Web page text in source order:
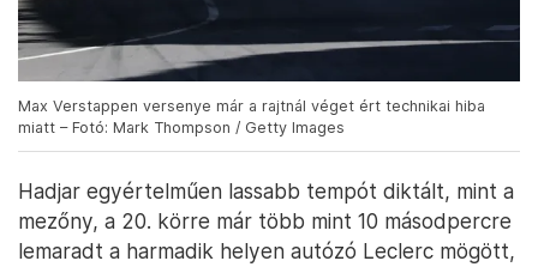
Max Verstappen versenye már a rajtnál véget ért technikai hiba
miatt – Fotó: Mark Thompson / Getty Images
Hadjar egyértelműen lassabb tempót diktált, mint a
mezőny, a 20. körre már több mint 10 másodpercre
lemaradt a harmadik helyen autózó Leclerc mögött,